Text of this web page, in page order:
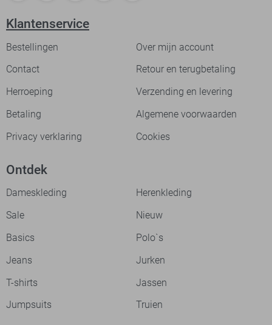
Klantenservice
Bestellingen
Over mijn account
Contact
Retour en terugbetaling
Herroeping
Verzending en levering
Betaling
Algemene voorwaarden
Privacy verklaring
Cookies
Ontdek
Dameskleding
Herenkleding
Sale
Nieuw
Basics
Polo`s
Jeans
Jurken
T-shirts
Jassen
Jumpsuits
Truien